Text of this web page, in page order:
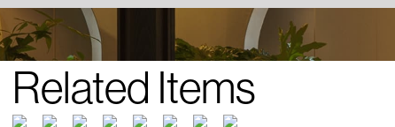
Related Items